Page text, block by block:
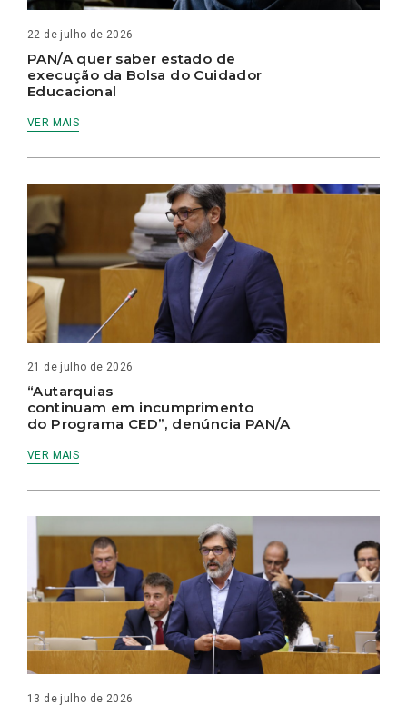
22 de julho de 2026
PAN/A quer saber estado de
execução da Bolsa do Cuidador
Educacional
VER MAIS
21 de julho de 2026
“Autarquias
continuam em incumprimento
do Programa CED”, denúncia PAN/A
VER MAIS
13 de julho de 2026